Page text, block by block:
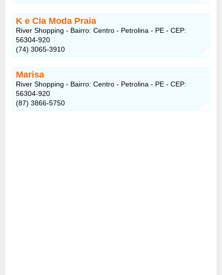
K e Cia Moda Praia
River Shopping - Bairro: Centro - Petrolina - PE - CEP:
56304-920
(74) 3065-3910
Marisa
River Shopping - Bairro: Centro - Petrolina - PE - CEP:
56304-920
(87) 3866-5750